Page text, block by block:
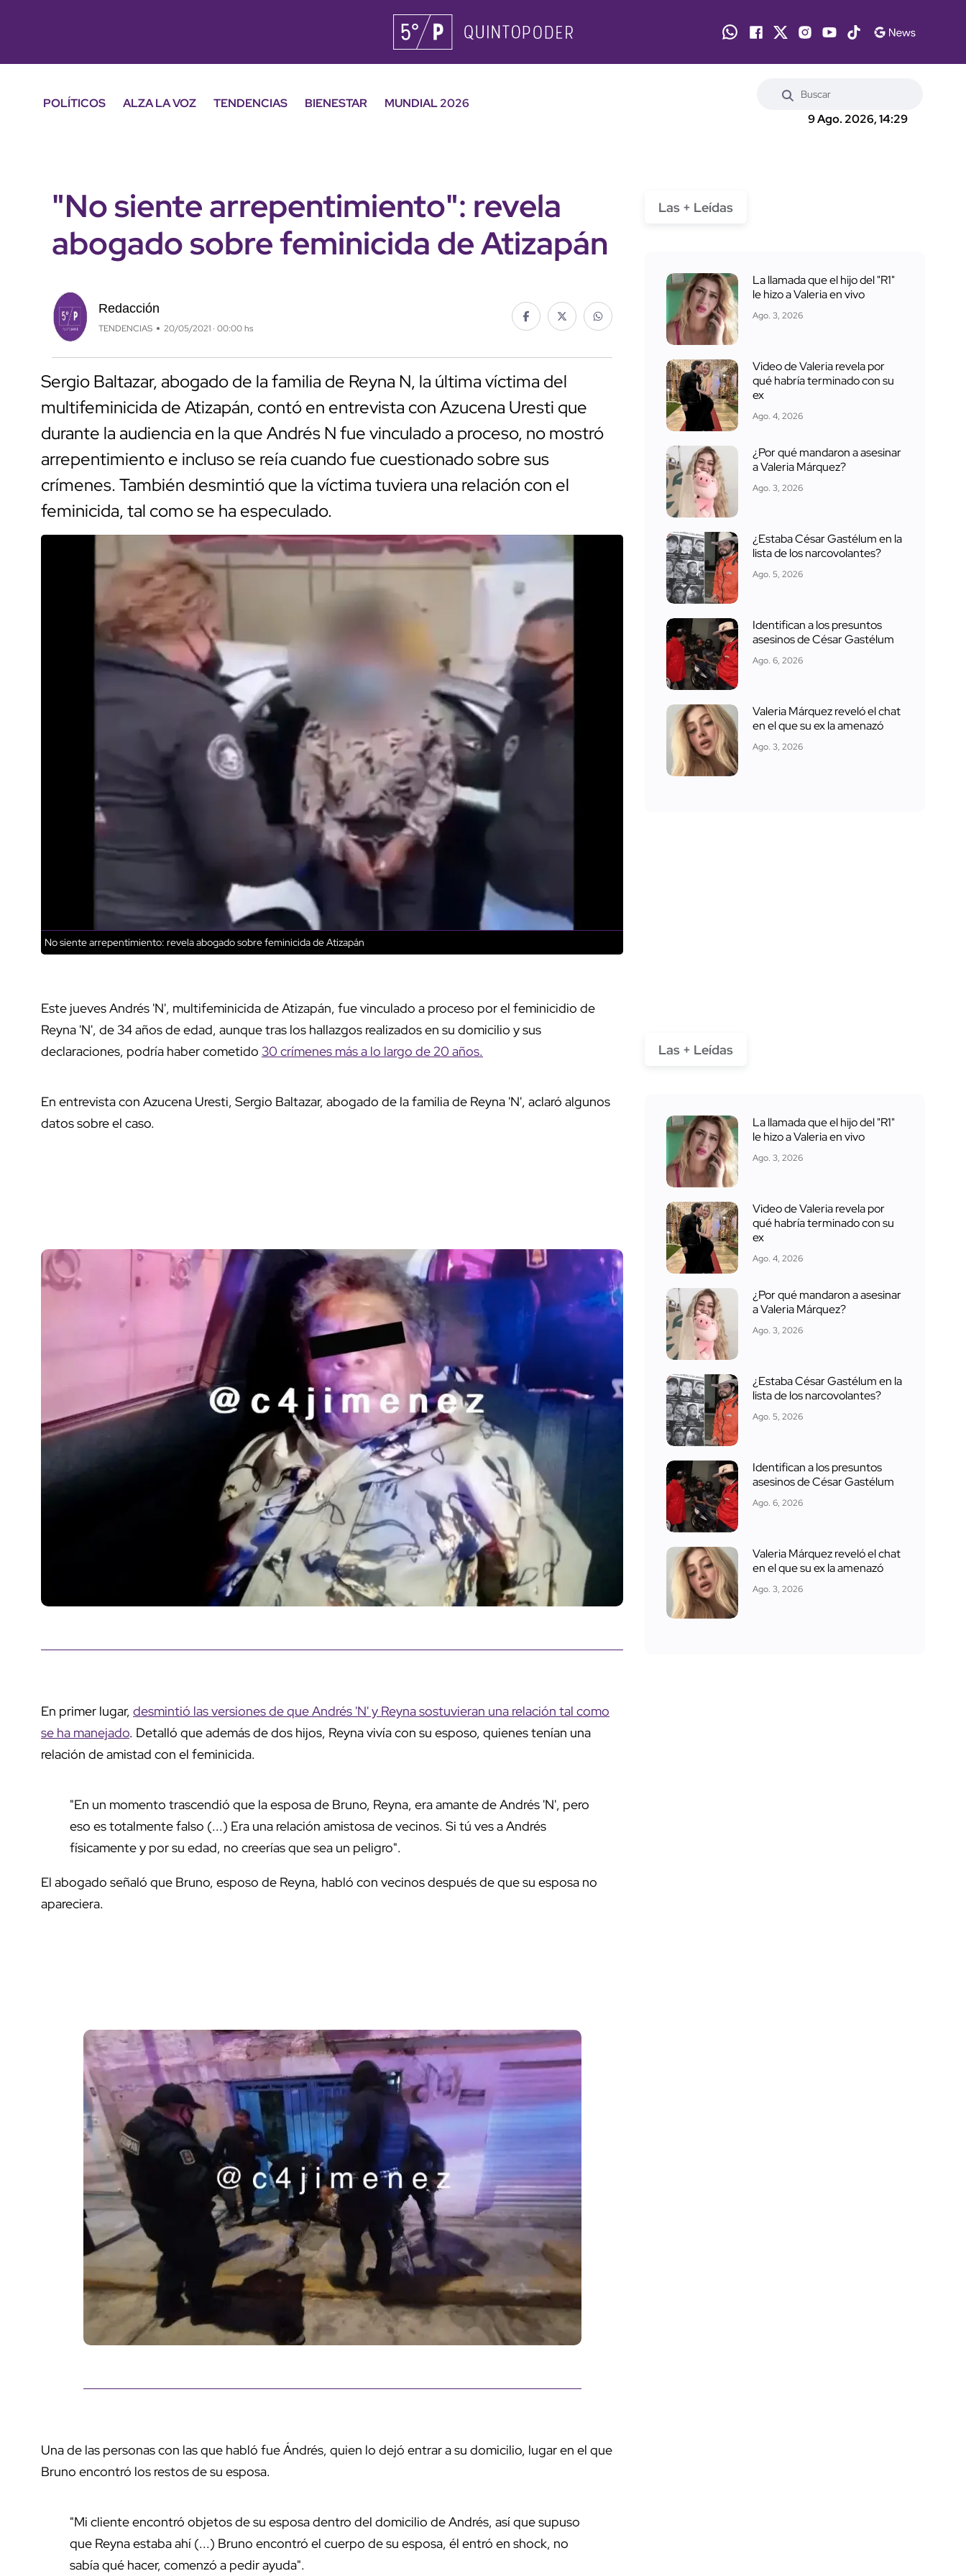
POLÍTICOS ALZA LA VOZ TENDENCIAS BIENESTAR
MUNDIAL 2026
9 Ago. 2026, 14:29
"No siente arrepentimiento": revela
abogado sobre feminicida de Atizapán
Redacción
TENDENCIAS 20/05/2021 · 00:00 hs
Sergio Baltazar, abogado de la familia de Reyna N, la última víctima del
multifeminicida de Atizapán, contó en entrevista con Azucena Uresti que
durante la audiencia en la que Andrés N fue vinculado a proceso, no mostró
arrepentimiento e incluso se reía cuando fue cuestionado sobre sus
crímenes. También desmintió que la víctima tuviera una relación con el
feminicida, tal como se ha especulado.
No siente arrepentimiento: revela abogado sobre feminicida de Atizapán
Este jueves Andrés 'N', multifeminicida de Atizapán, fue vinculado a proceso por el feminicidio de
Reyna 'N', de 34 años de edad, aunque tras los hallazgos realizados en su domicilio y sus
declaraciones, podría haber cometido 30 crímenes más a lo largo de 20 años.
En entrevista con Azucena Uresti, Sergio Baltazar, abogado de la familia de Reyna 'N', aclaró algunos
datos sobre el caso.
En primer lugar, desmintió las versiones de que Andrés 'N' y Reyna sostuvieran una relación tal como
se ha manejado. Detalló que además de dos hijos, Reyna vivía con su esposo, quienes tenían una
relación de amistad con el feminicida.
"En un momento trascendió que la esposa de Bruno, Reyna, era amante de Andrés 'N', pero
eso es totalmente falso (...) Era una relación amistosa de vecinos. Si tú ves a Andrés
físicamente y por su edad, no creerías que sea un peligro".
El abogado señaló que Bruno, esposo de Reyna, habló con vecinos después de que su esposa no
apareciera.
Una de las personas con las que habló fue Ándrés, quien lo dejó entrar a su domicilio, lugar en el que
Bruno encontró los restos de su esposa.
"Mi cliente encontró objetos de su esposa dentro del domicilio de Andrés, así que supuso
que Reyna estaba ahí (...) Bruno encontró el cuerpo de su esposa, él entró en shock, no
sabía qué hacer, comenzó a pedir ayuda".
Las + Leídas
La llamada que el hijo del "R1"
le hizo a Valeria en vivo
Ago. 3, 2026
Video de Valeria revela por
qué habría terminado con su
ex
Ago. 4, 2026
¿Por qué mandaron a asesinar
a Valeria Márquez?
Ago. 3, 2026
¿Estaba César Gastélum en la
lista de los narcovolantes?
Ago. 5, 2026
Identifican a los presuntos
asesinos de César Gastélum
Ago. 6, 2026
Valeria Márquez reveló el chat
en el que su ex la amenazó
Ago. 3, 2026
Las + Leídas
La llamada que el hijo del "R1"
le hizo a Valeria en vivo
Ago. 3, 2026
Video de Valeria revela por
qué habría terminado con su
ex
Ago. 4, 2026
¿Por qué mandaron a asesinar
a Valeria Márquez?
Ago. 3, 2026
¿Estaba César Gastélum en la
lista de los narcovolantes?
Ago. 5, 2026
Identifican a los presuntos
asesinos de César Gastélum
Ago. 6, 2026
Valeria Márquez reveló el chat
en el que su ex la amenazó
Ago. 3, 2026